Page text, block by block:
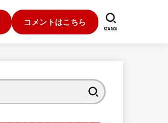
コメントはこちら
SEARCH